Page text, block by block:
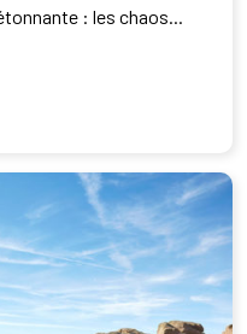
: les chaos...